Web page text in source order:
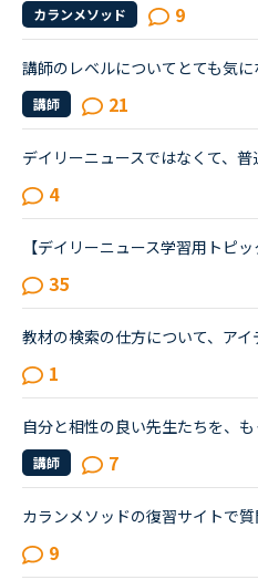
カランメソッド 9
講師 21
4
35
1
講師 7
9